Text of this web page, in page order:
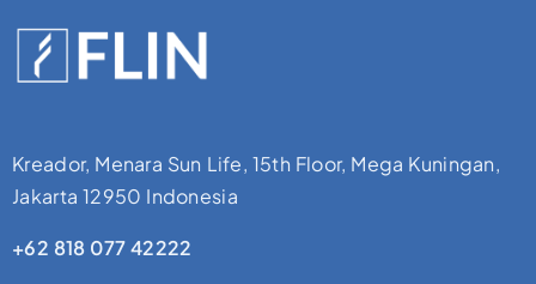
Kreador, Menara Sun Life, 15th Floor, Mega Kuningan,
Jakarta 12950 Indonesia
+62 818 077 42222